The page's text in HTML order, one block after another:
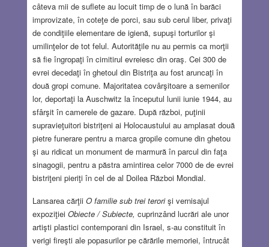
câteva mii de suflete au locuit timp de o lună în barăci
improvizate, în coteţe de porci, sau sub cerul liber, privaţi
de condiţiile elementare de igienă, supuşi torturilor şi
umilinţelor de tot felul. Autorităţile nu au permis ca morţii
să fie îngropaţi în cimitirul evreiesc din oraş. Cei 300 de
evrei decedaţi în ghetoul din Bistriţa au fost aruncaţi în
două gropi comune. Majoritatea covârşitoare a semenilor
lor, deportaţi la Auschwitz la începutul lunii iunie 1944, au
sfârşit în camerele de gazare. După război, puţinii
supravieţuitori bistriţeni ai Holocaustului au amplasat două
pietre funerare pentru a marca gropile comune din ghetou
şi au ridicat un monument de marmură în parcul din faţa
sinagogii, pentru a păstra amintirea celor 7000 de de evrei
bistriţeni pieriţi în cel de al Doilea Război Mondial.
Lansarea cărţii O familie sub trei terorişi vernisajul
expoziţiei Obiecte / Subiecte, cuprinzând lucrări ale unor
artişti plastici contemporani din Israel, s-au constituit în
verigi fireşti ale popasurilor pe cărările memoriei, întrucât